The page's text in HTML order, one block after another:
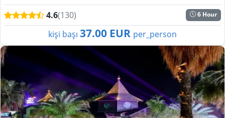
heyecanın ve doğanın iç içe geçtiği b...
4.6(130) 6 Hour
kişi başı 37.00 EUR per_person